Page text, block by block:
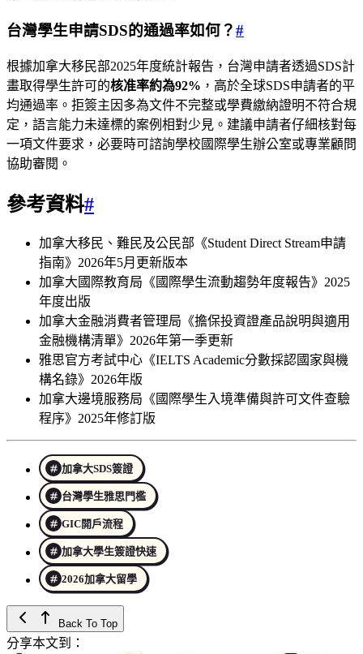
台灣學生申請SDS的通過率如何？#
根據加拿大移民部2025年度統計報告，台灣申請者透過SDS計
畫取得學生許可的核准率約為92% ，高於全球SDS申請者的平
均通過率。拒簽主因多為文件不完整或學費繳納證明不符合規
定，語言能力未達標的案例相對少見。建議申請者仔細核對每
一項文件要求，必要時可諮詢學校國際學生辦公室或專業顧問
協助審閱。
參考資料#
加拿大移民、難民及公民部《Student Direct Stream申請
指南》2026年5月更新版本
加拿大國際教育局《國際學生流動趨勢年度報告》2025
年度出版
加拿大金融消費者管理局《擔保投資證產品說明與適用
金融機構清單》2026年第一季更新
雅思官方考試中心《IELTS Academic分數採認國家與機
構名錄》2026年版
加拿大邊境服務局《國際學生入境準備與許可文件查驗
程序》2025年修訂版
加拿大SDS簽證
台灣學生雅思門檻
GIC開戶流程
加拿大學生簽證快速
2026加拿大留學
Back To Top
分享本文到：